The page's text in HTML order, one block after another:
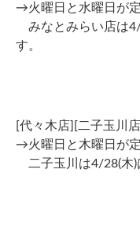
→火曜日と水曜日が
みなとみらい店は4/
す。
[代々木店][二子玉川
→火曜日と木曜日が
二子玉川は4/28(木)